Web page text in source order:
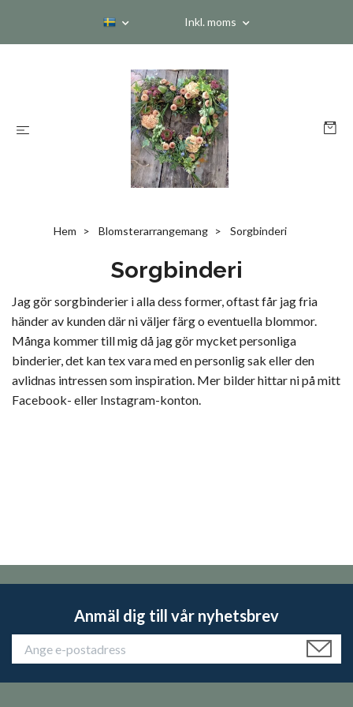
Inkl. moms
Hem Blomsterarrangemang Sorgbinderi
Sorgbinderi
Jag gör sorgbinderier i alla dess former, oftast får jag fria
händer av kunden där ni väljer färg o eventuella blommor.
Många kommer till mig då jag gör mycket personliga
binderier, det kan tex vara med en personlig sak eller den
avlidnas intressen som inspiration. Mer bilder hittar ni på mitt
Facebook- eller Instagram-konton.
Anmäl dig till vår nyhetsbrev